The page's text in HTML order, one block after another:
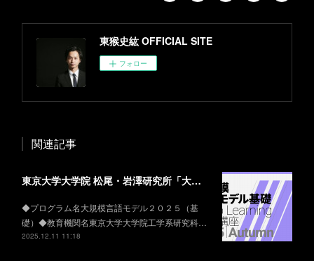
東猴史紘 OFFICIAL SITE
フォロー
関連記事
東京大学大学院 松尾・岩澤研究所「大規模言語モデル２０２５（基礎）」修了証と成績の公表
◆プログラム名大規模言語モデル２０２５（基
礎）◆教育機関名東京大学大学院工学系研究科…
2025.12.11 11:18